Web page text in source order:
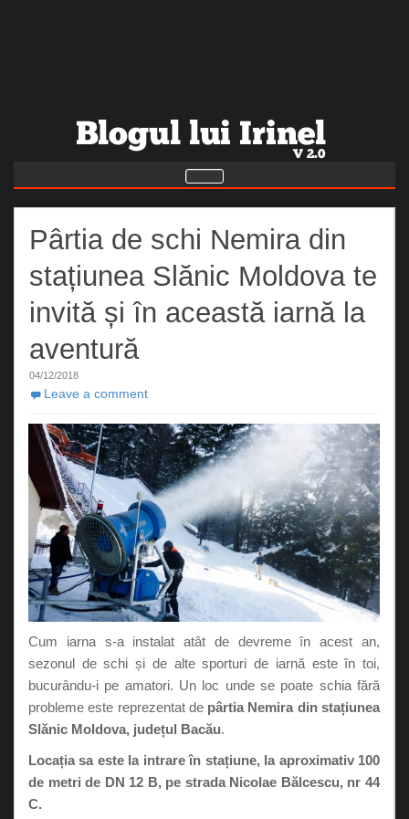
Pârtia de schi Nemira din
stațiunea Slănic Moldova te
invită și în această iarnă la
aventură
04/12/2018
Leave a comment
Cum iarna s-a instalat atât de devreme în acest an,
sezonul de schi și de alte sporturi de iarnă este în toi,
bucurându-i pe amatori. Un loc unde se poate schia fără
probleme este reprezentat de pârtia Nemira din stațiunea
Slănic Moldova, județul Bacău.
Locația sa este la intrare în stațiune, la aproximativ 100
de metri de DN 12 B, pe strada Nicolae Bălcescu, nr 44
C.